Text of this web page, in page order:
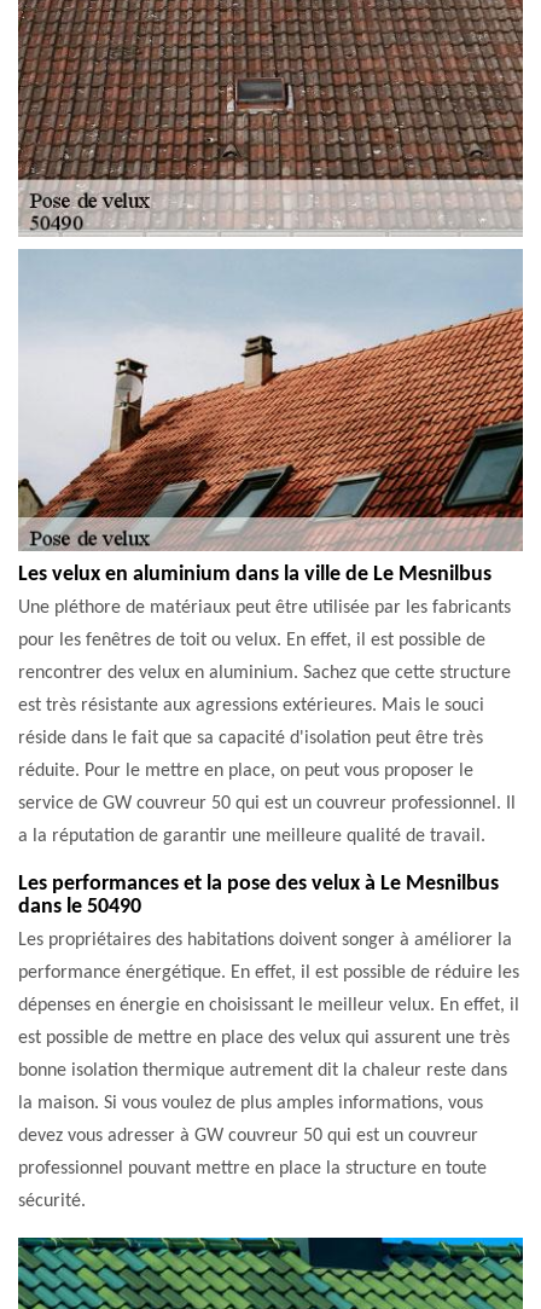
Les velux en aluminium dans la ville de Le Mesnilbus
Une pléthore de matériaux peut être utilisée par les fabricants
pour les fenêtres de toit ou velux. En effet, il est possible de
rencontrer des velux en aluminium. Sachez que cette structure
est très résistante aux agressions extérieures. Mais le souci
réside dans le fait que sa capacité d'isolation peut être très
réduite. Pour le mettre en place, on peut vous proposer le
service de GW couvreur 50 qui est un couvreur professionnel. Il
a la réputation de garantir une meilleure qualité de travail.
Les performances et la pose des velux à Le Mesnilbus
dans le 50490
Les propriétaires des habitations doivent songer à améliorer la
performance énergétique. En effet, il est possible de réduire les
dépenses en énergie en choisissant le meilleur velux. En effet, il
est possible de mettre en place des velux qui assurent une très
bonne isolation thermique autrement dit la chaleur reste dans
la maison. Si vous voulez de plus amples informations, vous
devez vous adresser à GW couvreur 50 qui est un couvreur
professionnel pouvant mettre en place la structure en toute
sécurité.